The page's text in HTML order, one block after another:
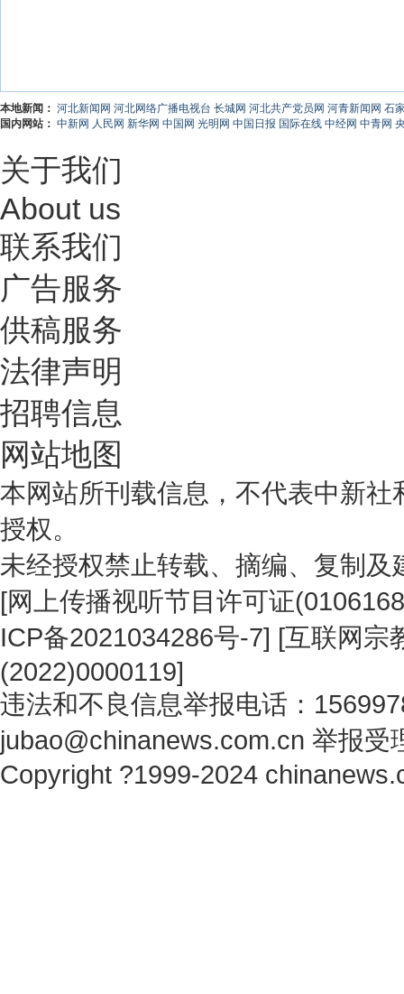
本地新闻： 河北新闻网 河北网络广播电视台 长城网 河北共产党员网 河青新闻网 石
国内网站： 中新网 人民网 新华网 中国网 光明网 中国日报 国际在线 中经网 中青网
关于我们
About us
联系我们
广告服务
供稿服务
法律声明
招聘信息
网站地图
本网站所刊载信息，不代表中新
授权。
未经授权禁止转载、摘编、复制
[网上传播视听节目许可证
ICP备2021034286号-7] [互联网宗
(2022)0000119]
违法和不良信息举报电话：
jubao@chinanews.com.cn 举报受
Copyright ?1999-2024